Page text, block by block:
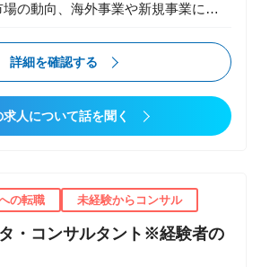
の動向、海外事業や新規事業に係
ィング ３．企業・組織のリスクトラ
ン（抜本的改善）に係る分析、企
サルティング ４．上記１から3に
（デジタル観点での改善及
理の高度化支援 ・日系グローバル
的リスク管理導入支援 ・取締役会
定、経営アジェンダに影響を与え
詳細を確認する
求人について話を聞く
の転職 未経験からコンサル
・コンサルタント※経験者の